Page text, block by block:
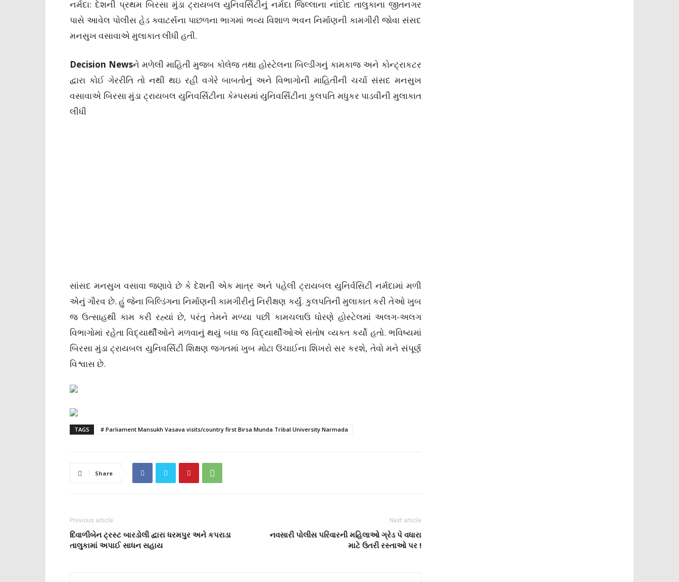
નર્મદા: દેશની પ્રથમ બિરસા મુંડા ટ્રાયબલ યુનિવર્સિટીનું નર્મદા જિલ્લાના નાંદોદ તાલુકાના જીતનગર
પાસે આવેલ પોલીસ હેડ ક્વાટર્સના પાછળના ભાગમાં ભવ્ય વિશાળ ભવન નિર્માણની કામગીરી જોવા સંસદ
મનસુખ વસાવાએ મુલાકાત લીધી હતી.
Decision Newsને મળેલી માહિતી મુજબ કોલેજ તથા હોસ્ટેલના બિલ્ડીંગનું કામકાજ અને કોન્ટ્રાકટર
દ્વારા કોઈ ગેરરીતિ તો નથી થઇ રહી વગેરે બાબતોનું અને વિભાગોની માહિતીની ચર્ચા સંસદ મનસુખ
વસાવાએ બિરસા મુંડા ટ્રાયબલ યુનિવર્સિટીના કેમ્પસમાં યુનિવર્સિટીના કુલપતિ મધુકર પાડવીની મુલાકાત
લીધી
સાંસદ મનસુખ વસાવા જણાવે છે કે દેશની એક માત્ર અને પહેલી ટ્રાયબલ યુનિર્વસિટી નર્મદામાં મળી
એનું ગૌરવ છે. હું જેના બિલ્ડિંગના નિર્માણની કામગીરીનું નિરીક્ષણ કર્યું. કુલપતિની મુલાકાત કરી તેઓ ખુબ
જ ઉત્સાહથી કામ કરી રહ્યાં છે, પરંતુ તેમને મળ્યા પછી કામચલાઉ ધોરણે હોસ્ટેલમાં અલગ-અલગ
વિભાગોમાં રહેતા વિદ્યાર્થીઓને મળવાનું થયું બધા જ વિદ્યાર્થીઓએ સંતોષ વ્યક્ત કર્યો હતો. ભવિષ્યમાં
બિરસા મુંડા ટ્રાયબલ યુનિવર્સિટી શિક્ષણ જગતમાં ખુબ મોટા ઉંચાઈના શિખરો સર કરશે, તેવો મને સંપૂર્ણ
વિશ્વાસ છે.
TAGS # Parliament Mansukh Vasava visits/country first Birsa Munda Tribal University Narmada
Share
Previous article
દિવાળીબેન ટ્રસ્ટ બારડોલી દ્વારા ધરમપુર અને કપરાડા
તાલુકામાં અપાઈ સાધન સહાય
Next article
નવસારી પોલીસ પરિવારની મહિલાઓ ગ્રેડ પે વધારા
માટે ઉતરી રસ્તાઓ પર !